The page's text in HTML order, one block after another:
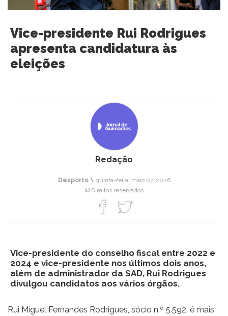
Vice-presidente Rui Rodrigues
apresenta candidatura às
eleições
Redação
Desporto \ quinta-feira, maio 07, 2026
© Direitos reservados
Vice-presidente do conselho fiscal entre 2022 e
2024 e vice-presidente nos últimos dois anos,
além de administrador da SAD, Rui Rodrigues
divulgou candidatos aos vários órgãos.
Rui Miguel Fernandes Rodrigues, sócio n.º 5.592, é mais